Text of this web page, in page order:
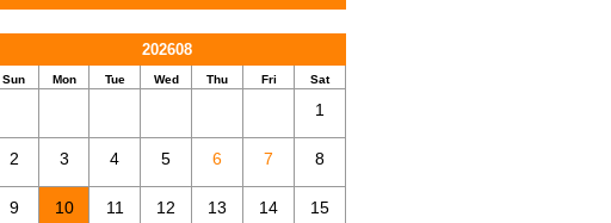
202608
Sun Mon Tue Wed Thu Fri Sat
1
2 3 4 5 6 7 8
9 10 11 12 13 14 15